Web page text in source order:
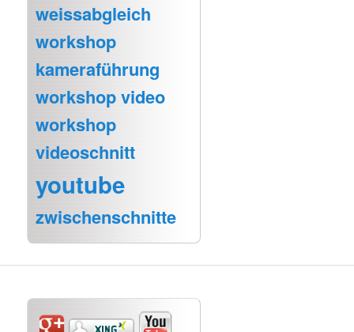
weissabgleich
workshop
kameraführung
workshop video
workshop
videoschnitt
youtube
zwischenschnitte